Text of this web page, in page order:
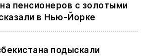
пенсионеров с золотыми
в Нью-Йорке
подыскали